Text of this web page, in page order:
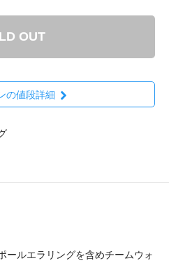
OUT
の値段詳細
ールエラリングを含めチームウォ